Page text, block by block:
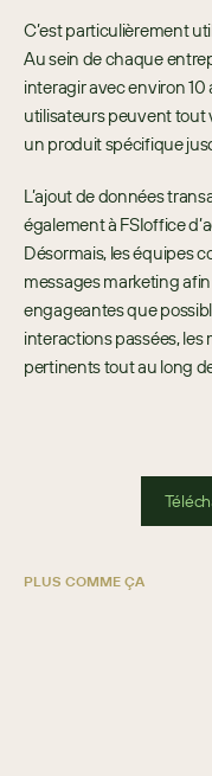
C’est particulièrement
Au sein de chaque
interagir avec environ
utilisateurs peuvent tout
un produit spécifique
L’ajout de données
également à FSIoffice
Désormais, les équipes
messages marketing
engageantes que
interactions passées,
pertinents tout au long
PLUS COMME ÇA